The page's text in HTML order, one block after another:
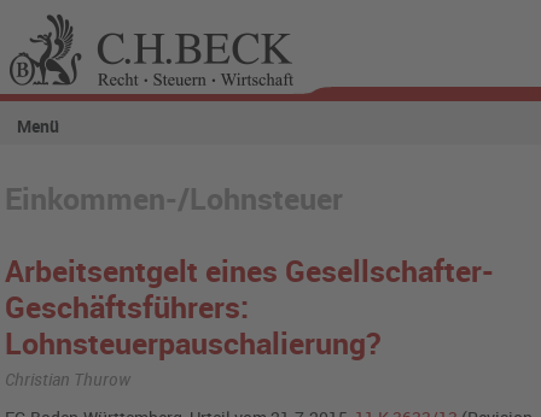
Menü
Einkommen-/Lohnsteuer
Arbeitsentgelt eines Gesellschafter-
Geschäftsführers:
Lohnsteuerpauschalierung?
Christian Thurow